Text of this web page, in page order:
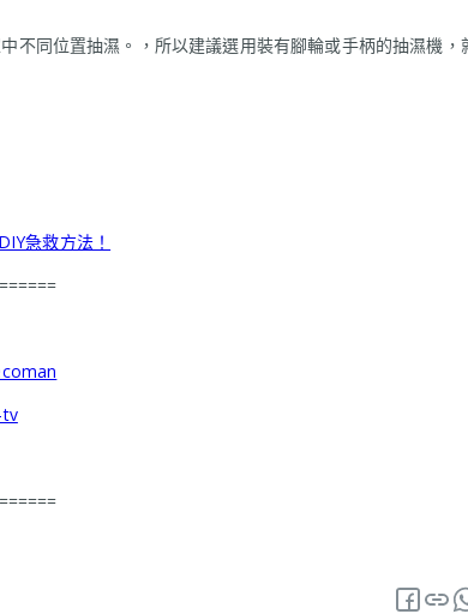
不同位置抽濕。，所以建議選用裝有腳輪或手柄的抽濕機，
急救方法！